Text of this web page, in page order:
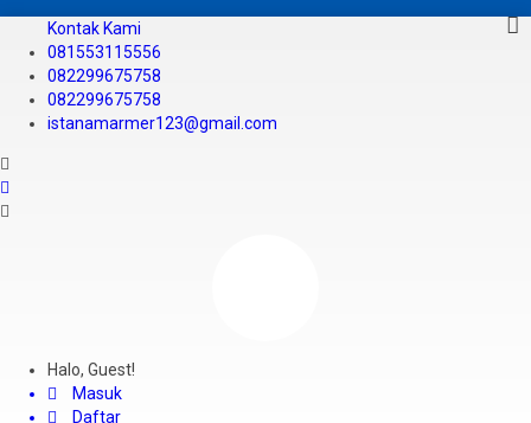
Kontak Kami
081553115556
082299675758
082299675758
istanamarmer123@gmail.com
Halo, Guest!
Masuk
Daftar